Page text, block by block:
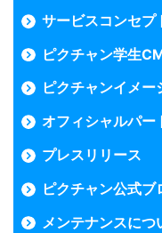
サービスコンセプ
ピクチャン学生
ピクチャンイメー
オフィシャルパー
プレスリリース
ピクチャン公式
メンテナンスにつ